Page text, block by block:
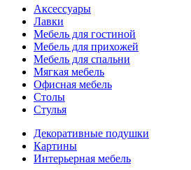
Аксессуары
Лавки
Мебель для гостиной
Мебель для прихожей
Мебель для спальни
Мягкая мебель
Офисная мебель
Столы
Стулья
Декоративные подушки
Картины
Интерьерная мебель